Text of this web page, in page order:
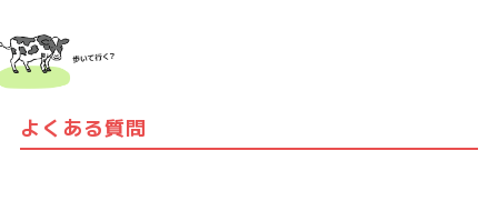
よくある質問